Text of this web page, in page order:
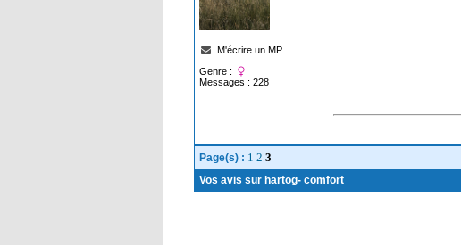
M'écrire un MP
Genre :
Messages : 228
Page(s) : 1 2 3
Vos avis sur hartog- comfort